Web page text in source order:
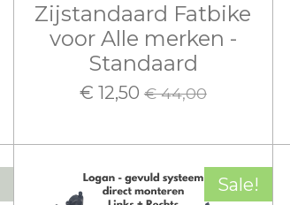
Zijstandaard Fatbike
voor Alle merken -
Standaard
€ 12,50 € 44,00
Sale!